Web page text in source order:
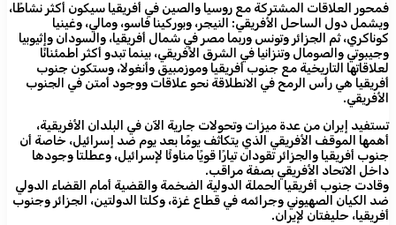
فمحور العلاقات المشتركة مع روسيا والصين في أفريقيا سيكون أكثر نشاطًا،
ويشمل دول الساحل الأفريقي: النيجر، وبوركينا فاسو، ومالي، وغينيا
كوناكري، ثم الجزائر وتونس وربما مصر في شمال أفريقيا، والسودان وإثيوبيا
وجيبوتي والصومال وتنزانيا في الشرق الأفريقي، بينما تبدو أكثر اطمئنانًا
لعلاقاتها التاريخية مع جنوب أفريقيا وموزمبيق وأنغولا، وستكون جنوب
أفريقيا هي رأس الرمح في الانطلاقة نحو علاقات ووجود أمتن في الجنوب
الأفريقي.
تستفيد إيران من عدة ميزات وتحولات جارية الآن في البلدان الأفريقية،
أهمها الموقف الأفريقي الذي يتكاثف يومًا بعد يوم ضد إسرائيل، خاصة أن
جنوب أفريقيا والجزائر تقودان تيارًا قويًا مناوئًا لإسرائيل، وعطلتا وجودها
داخل الاتحاد الأفريقي بصفة مراقب.
وقادت جنوب أفريقيا الحملة الدولية الضخمة والقضية أمام القضاء الدولي
ضد الكيان الصهيوني وجرائمه في قطاع غزة، وكلتا الدولتين، الجزائر وجنوب
أفريقيا، حليفتان لإيران.